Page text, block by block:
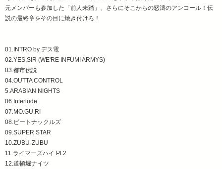
元メンバーも参加した「前人未踏」、さらにそこからの怒濤のアンコール！伝
説の最終章をその目に焼き付けろ！
01.INTRO by デス電
02.YES,SIR (WE'RE INFUMI ARMYS)
03.都市伝説
04.OUTTA CONTROL
5.ARABIAN NIGHTS
06.Interlude
07.MO.GU,RI
08.ビートナックルズ
09.SUPER STAR
10.ZUBU-ZUBU
11.ライマーズハイ Pt.2
12.道頓堀ナイツ